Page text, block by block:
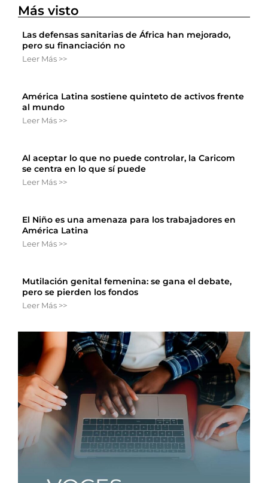
Más visto
Las defensas sanitarias de África han mejorado,
pero su financiación no
Leer Más >>
América Latina sostiene quinteto de activos frente
al mundo
Leer Más >>
Al aceptar lo que no puede controlar, la Caricom
se centra en lo que sí puede
Leer Más >>
El Niño es una amenaza para los trabajadores en
América Latina
Leer Más >>
Mutilación genital femenina: se gana el debate,
pero se pierden los fondos
Leer Más >>